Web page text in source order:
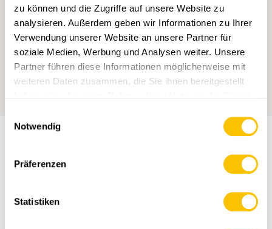
zu können und die Zugriffe auf unsere Website zu
analysieren. Außerdem geben wir Informationen zu Ihrer
Verwendung unserer Website an unsere Partner für
soziale Medien, Werbung und Analysen weiter. Unsere
Partner führen diese Informationen möglicherweise mit
weiteren Daten zusammen, die Sie ihnen bereitgestellt
Notwendig
Präferenzen
Statistiken
SWISSTOPO APP
Diese Route in der Swisstopo
App öffnen.
WANDERROUTE